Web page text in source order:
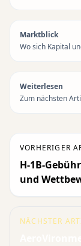
Marktblick
Wo sich Kapital
Weiterlesen
Zum nächsten
VORHERIGER
H-1B-
und
NÄCHSTER